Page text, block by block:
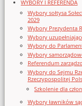
WYBORY I REFERENDA
Wybory sołtysa
2029
Wybory Prezydenta
Wybory
Wybory do
Wybory
Referendum
Wybory do Sejmu
Rzeczypospolitej
Szkolenie dla
Wybory ławników